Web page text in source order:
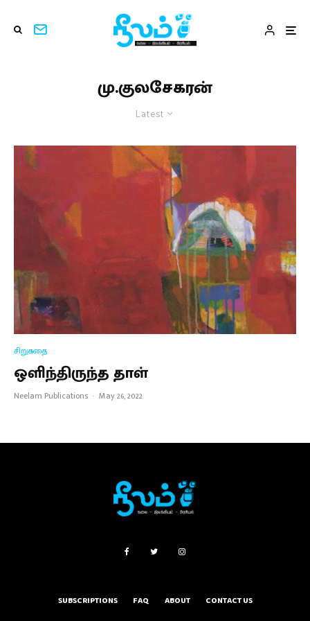
மு.குலசேகரன்
Latest
சிறுகதை
ஒளிந்திருந்த தாள்
Neelam Publications · May 26, 2022
SUBSCRIPTIONS FAQ ABOUT CONTACT US